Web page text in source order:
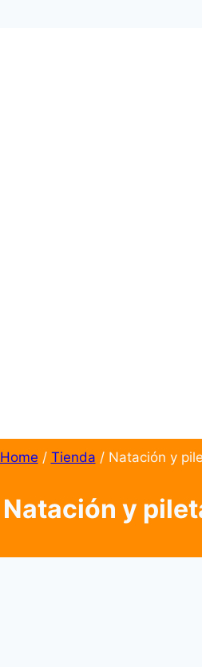
Home / Tienda / Natación y
Natación y